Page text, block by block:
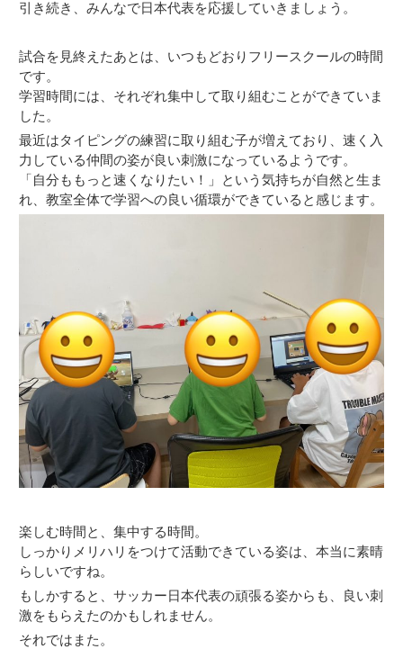
引き続き、みんなで日本代表を応援していきましょう。
試合を見終えたあとは、いつもどおりフリースクールの時間
です。
学習時間には、それぞれ集中して取り組むことができていま
した。
最近はタイピングの練習に取り組む子が増えており、速く入
力している仲間の姿が良い刺激になっているようです。
「自分ももっと速くなりたい！」という気持ちが自然と生ま
れ、教室全体で学習への良い循環ができていると感じます。
楽しむ時間と、集中する時間。
しっかりメリハリをつけて活動できている姿は、本当に素晴
らしいですね。
もしかすると、サッカー日本代表の頑張る姿からも、良い刺
激をもらえたのかもしれません。
それではまた。